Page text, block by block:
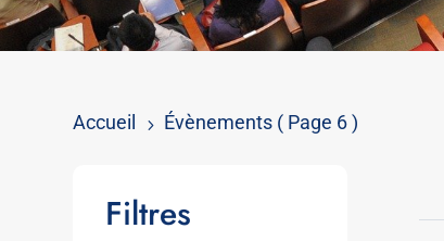
Accueil 5 Évènements ( Page 6 )
Filtres